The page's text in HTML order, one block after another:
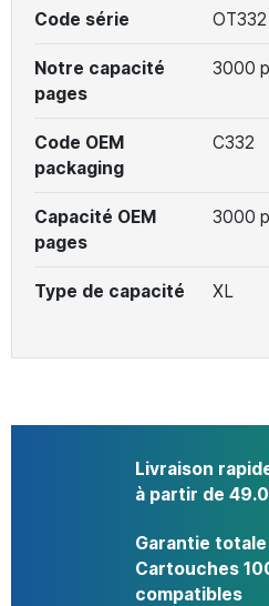
Code série OT332
Notre capacité
pages
3000
Code OEM
packaging
C332
Capacité OEM
pages
3000
Type de capacité XL
Livraison
à partir de
Garantie totale
Cartouches
compatibles